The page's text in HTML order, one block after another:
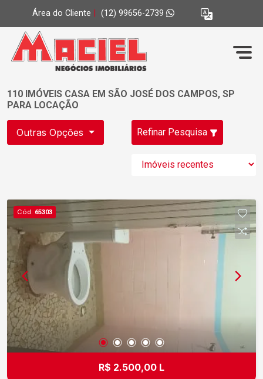
Área do Cliente (12) 99656-2739
110 IMÓVEIS CASA EM SÃO JOSÉ DOS CAMPOS, SP
PARA LOCAÇÃO
Outras Opções Refinar Pesquisa
Cód. 65303
R$ 2.500,00 L